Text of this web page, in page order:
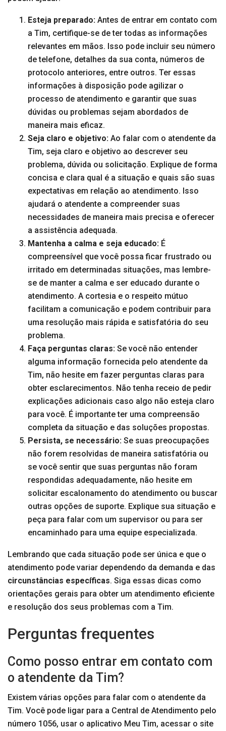
Esteja preparado: Antes de entrar em contato com
a Tim, certifique-se de ter todas as informações
relevantes em mãos. Isso pode incluir seu número
de telefone, detalhes da sua conta, números de
protocolo anteriores, entre outros. Ter essas
informações à disposição pode agilizar o
processo de atendimento e garantir que suas
dúvidas ou problemas sejam abordados de
maneira mais eficaz.
Seja claro e objetivo: Ao falar com o atendente da
Tim, seja claro e objetivo ao descrever seu
problema, dúvida ou solicitação. Explique de forma
concisa e clara qual é a situação e quais são suas
expectativas em relação ao atendimento. Isso
ajudará o atendente a compreender suas
necessidades de maneira mais precisa e oferecer
a assistência adequada.
Mantenha a calma e seja educado: É
compreensível que você possa ficar frustrado ou
irritado em determinadas situações, mas lembre-
se de manter a calma e ser educado durante o
atendimento. A cortesia e o respeito mútuo
facilitam a comunicação e podem contribuir para
uma resolução mais rápida e satisfatória do seu
problema.
Faça perguntas claras: Se você não entender
alguma informação fornecida pelo atendente da
Tim, não hesite em fazer perguntas claras para
obter esclarecimentos. Não tenha receio de pedir
explicações adicionais caso algo não esteja claro
para você. É importante ter uma compreensão
completa da situação e das soluções propostas.
Persista, se necessário: Se suas preocupações
não forem resolvidas de maneira satisfatória ou
se você sentir que suas perguntas não foram
respondidas adequadamente, não hesite em
solicitar escalonamento do atendimento ou buscar
outras opções de suporte. Explique sua situação e
peça para falar com um supervisor ou para ser
encaminhado para uma equipe especializada.
Lembrando que cada situação pode ser única e que o
atendimento pode variar dependendo da demanda e das
circunstâncias específicas. Siga essas dicas como
orientações gerais para obter um atendimento eficiente
e resolução dos seus problemas com a Tim.
Perguntas frequentes
Como posso entrar em contato com
o atendente da Tim?
Existem várias opções para falar com o atendente da
Tim. Você pode ligar para a Central de Atendimento pelo
número 1056, usar o aplicativo Meu Tim, acessar o site